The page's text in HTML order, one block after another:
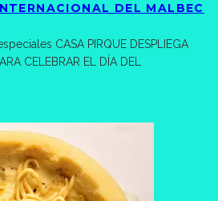
DEL MALBEC
CASA PIRQUE DESPLIEGA
CELEBRAR EL DÍA DEL